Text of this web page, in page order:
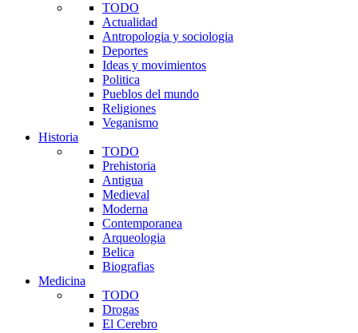
TODO
Actualidad
Antropologia y sociologia
Deportes
Ideas y movimientos
Politica
Pueblos del mundo
Religiones
Veganismo
Historia
TODO
Prehistoria
Antigua
Medieval
Moderna
Contemporanea
Arqueologia
Belica
Biografias
Medicina
TODO
Drogas
El Cerebro